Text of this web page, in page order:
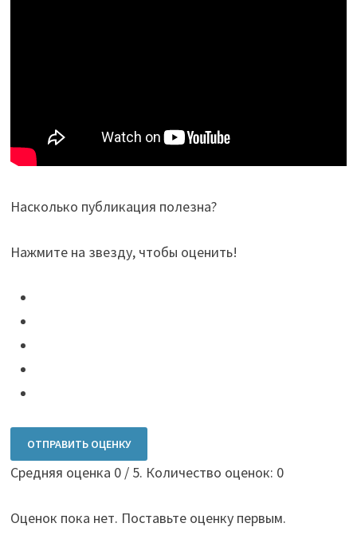
Насколько публикация полезна?
Нажмите на звезду, чтобы оценить!
ОТПРАВИТЬ ОЦЕНКУ
Средняя оценка 0/ 5. Количество оценок: 0
Оценок пока нет. Поставьте оценку первым.